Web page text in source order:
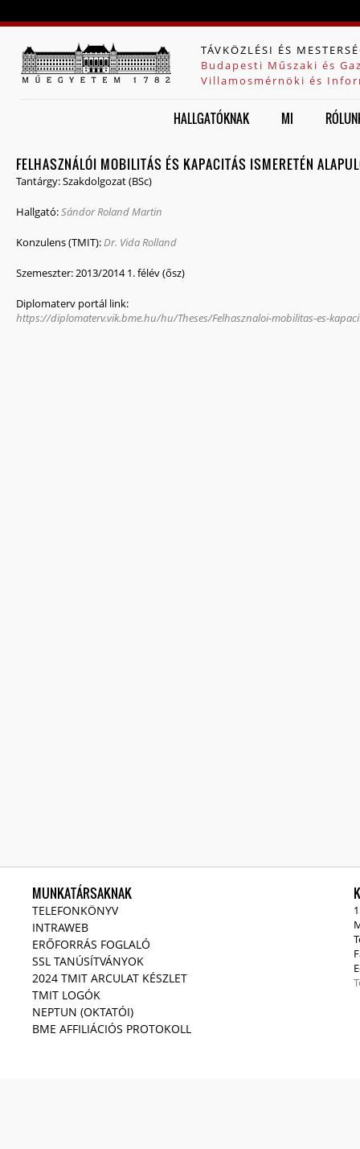
TÁVKÖZLÉSI ÉS
Budapesti Műszaki és
Villamosmérnöki és
HALLGATÓKNAK MI
FELHASZNÁLÓI MOBILITÁS ÉS KAPACITÁS ISMERETÉN
Tantárgy:Szakdolgozat (BSc)
Hallgató:Sándor Roland Martin
Konzulens (TMIT):Dr. Vida Rolland
Szemeszter:2013/2014 1. félév (ősz)
Diplomaterv portál link:
https://diplomaterv.vik.bme.hu/hu/Theses/Felhasznaloi-mobilitas-es-
MUNKATÁRSAKNAK
TELEFONKÖNYV
INTRAWEB
ERŐFORRÁS FOGLALÓ
SSL TANÚSÍTVÁNYOK
2024 TMIT ARCULAT KÉSZLET
TMIT LOGÓK
NEPTUN (OKTATÓI)
BME AFFILIÁCIÓS PROTOKOLL